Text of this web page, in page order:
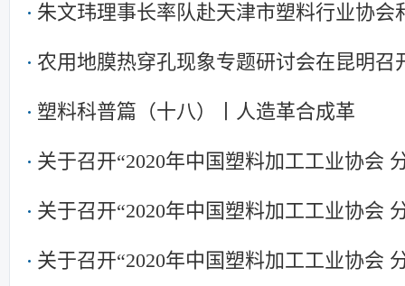
朱文玮理事长率队赴天津市塑料行业协会
农用地膜热穿孔现象专题研讨会在昆明召
塑料科普篇（十八）丨人造革合成革
关于召开“2020年中国塑料加工工业协会
关于召开“2020年中国塑料加工工业协会
关于召开“2020年中国塑料加工工业协会